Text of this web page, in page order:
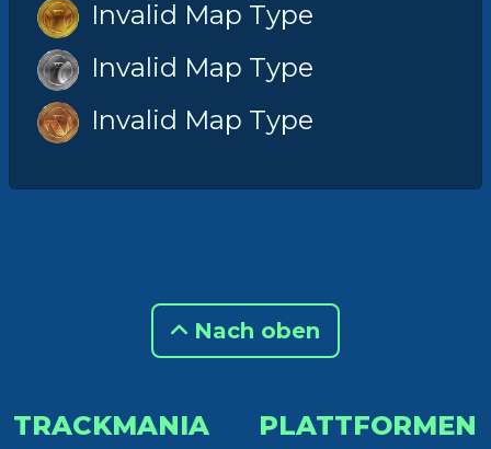
Invalid Map Type
Invalid Map Type
Invalid Map Type
Nach oben
TRACKMANIA PLATTFORMEN